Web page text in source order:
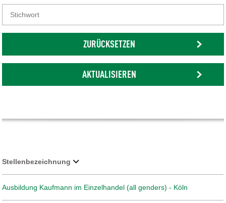
ZURÜCKSETZEN
AKTUALISIEREN
Stellenbezeichnung
Ausbildung Kaufmann im Einzelhandel (all genders) - Köln